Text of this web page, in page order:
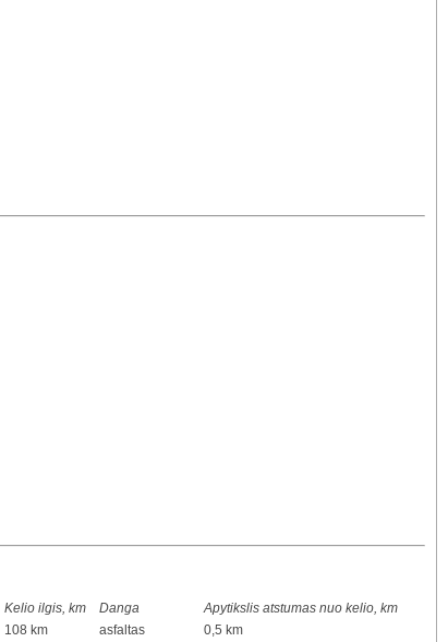
Kelio ilgis, km Danga
Apytikslis atstumas nuo kelio, km
108 km asfaltas
0,5 km